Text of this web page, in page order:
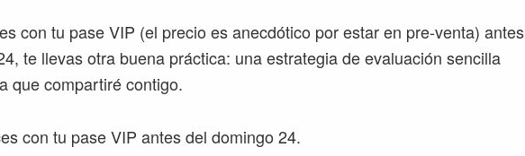
con tu pase VIP (el precio es anecdótico por estar en pre-venta) antes
te llevas otra buena práctica: una estrategia de evaluación sencilla
que compartiré contigo.
con tu pase VIP antes del domingo 24.